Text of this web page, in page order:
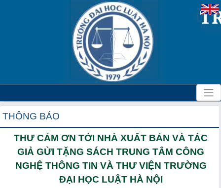
THÔNG BÁO
THƯ CẢM ƠN TỚI NHÀ XUẤT BẢN VÀ TÁC
GIẢ GỬI TẶNG SÁCH TRUNG TÂM CÔNG
NGHỆ THÔNG TIN VÀ THƯ VIỆN TRƯỜNG
ĐẠI HỌC LUẬT HÀ NỘI